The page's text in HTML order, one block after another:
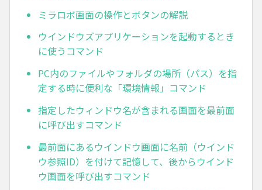
ミラロボ画面の操作とボタンの解説
ウインドウズアプリケーションを起動するとき
に使うコマンド
PC内のファイルやフォルダの場所（パス）を指
定する時に便利な「環境情報」コマンド
指定したウィンドウ名が含まれる画面を最前面
に呼び出すコマンド
最前面にあるウインドウ画面に名前（ウインド
ウ参照ID）を付けて記憶して、後からウインド
ウ画面を呼び出すコマンド